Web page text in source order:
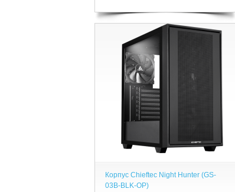
Корпус Chieftec Night Hunter (GS-
03B-BLK-OP)